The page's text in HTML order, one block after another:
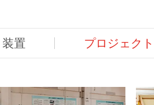
装置 プロジェクト